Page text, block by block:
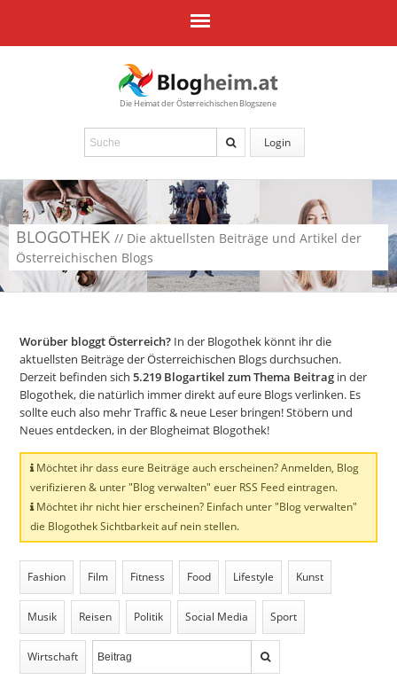
Die Heimat der Österreichischen Blogszene
Login
BLOGOTHEK // Die aktuellsten Beiträge und Artikel der
Österreichischen Blogs
Worüber bloggt Österreich? In der Blogothek könnt ihr die
aktuellsten Beiträge der Österreichischen Blogs durchsuchen.
Derzeit befinden sich5.219 Blogartikel zum Thema Beitrag in der
Blogothek, die natürlich immer direkt auf eure Blogs verlinken. Es
sollte euch also mehr Traffic & neue Leser bringen! Stöbern und
Neues entdecken, in der Blogheimat Blogothek!
Möchtet ihr dass eure Beiträge auch erscheinen? Anmelden, Blog
verifizieren & unter "Blog verwalten" euer RSS Feed eintragen.
Möchtet ihr nicht hier erscheinen? Einfach unter "Blog verwalten"
die Blogothek Sichtbarkeit auf nein stellen.
Fashion Film Fitness Food Lifestyle Kunst
Musik Reisen Politik Social Media Sport
Wirtschaft